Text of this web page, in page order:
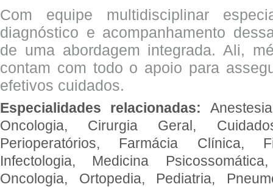
Com equipe multidisciplinar
diagnóstico e acompanhamento
de uma abordagem integrada. Ali,
contam com todo o apoio para
efetivos cuidados.
Especialidades relacionadas:
Oncologia, Cirurgia Geral,
Perioperatórios, Farmácia Clínica,
Infectologia, Medicina
Oncologia, Ortopedia, Pediatria,